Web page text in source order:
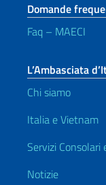
Domande
Faq – MAECI
L’Ambasciata
Chi siamo
Italia e Vietnam
Servizi Consolari
Notizie